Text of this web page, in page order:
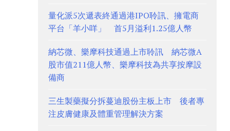
量化派5次遞表終通過港IPO聆訊、擁電商
平台「羊小咩」 首5月溢利1.25億人幣
納芯微、樂摩科技通過上市聆訊 納芯微A
股市值211億人幣、樂摩科技為共享按摩設
備商
三生製藥擬分拆蔓迪股份主板上市 後者專
注皮膚健康及體重管理解決方案